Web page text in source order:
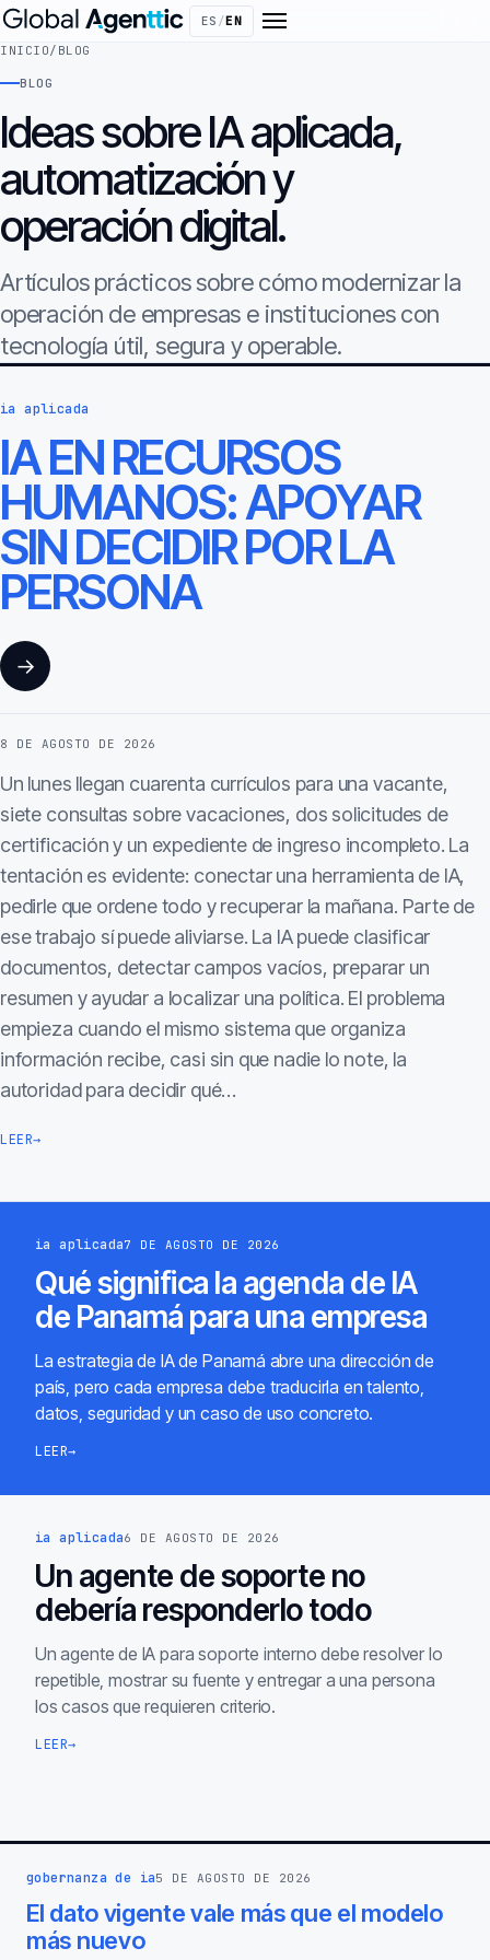
ES /EN
INICIO/ BLOG
BLOG
Ideas sobre IA aplicada,
automatización y
operación digital.
Artículos prácticos sobre cómo modernizar la
operación de empresas e instituciones con
tecnología útil, segura y operable.
ia aplicada
IA EN RECURSOS
HUMANOS: APOYAR
SIN DECIDIR POR LA
PERSONA
→
8 DE AGOSTO DE 2026
Un lunes llegan cuarenta currículos para una vacante,
siete consultas sobre vacaciones, dos solicitudes de
certificación y un expediente de ingreso incompleto. La
tentación es evidente: conectar una herramienta de IA,
pedirle que ordene todo y recuperar la mañana. Parte de
ese trabajo sí puede aliviarse. La IA puede clasificar
documentos, detectar campos vacíos, preparar un
resumen y ayudar a localizar una política. El problema
empieza cuando el mismo sistema que organiza
información recibe, casi sin que nadie lo note, la
autoridad para decidir qué…
LEER→
ia aplicada7 DE AGOSTO DE 2026
Qué significa la agenda de IA
de Panamá para una empresa
La estrategia de IA de Panamá abre una dirección de
país, pero cada empresa debe traducirla en talento,
datos, seguridad y un caso de uso concreto.
LEER→
ia aplicada6 DE AGOSTO DE 2026
Un agente de soporte no
debería responderlo todo
Un agente de IA para soporte interno debe resolver lo
repetible, mostrar su fuente y entregar a una persona
los casos que requieren criterio.
LEER→
gobernanza de ia5 DE AGOSTO DE 2026
El dato vigente vale más que el modelo
más nuevo